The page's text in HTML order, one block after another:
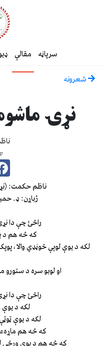
سرپاڼه مقالې
شعرونه
نړۍ
ناظم حکمت:
ژباړن: ډ.
راځئ چې دا
که څه هم د
لکه د یوې لوېې ځوڼډي والا،
او لوبو سره د
راځئ چې دا
لکه د
لکه د یوې
که څه هم